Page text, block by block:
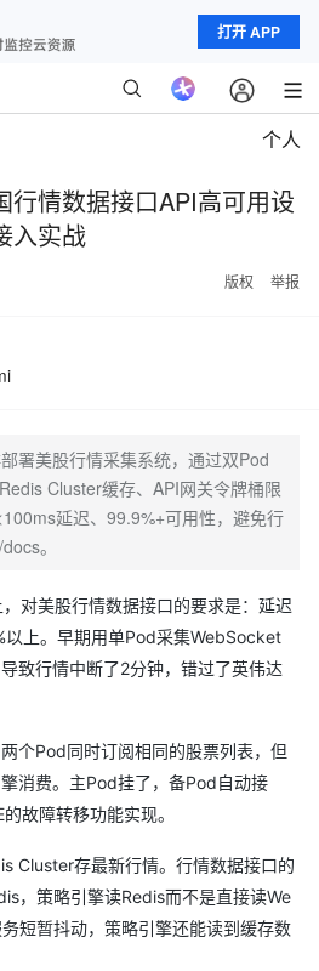
打开 APP
个人
行情数据接口API高可用设
入实战
版权 举报
署美股行情采集系统，通过双Pod
Cluster缓存、API网关令牌桶限
延迟、99.9%+可用性，避免行
。
对美股行情数据接口的要求是：延迟
上。早期用单Pod采集WebSocket
致行情中断了2分钟，错过了英伟达
个Pod同时订阅相同的股票列表，但
消费。主Pod挂了，备Pod自动接
故障转移功能实现。
Cluster存最新行情。行情数据接口的
，策略引擎读Redis而不是直接读We
短暂抖动，策略引擎还能读到缓存数